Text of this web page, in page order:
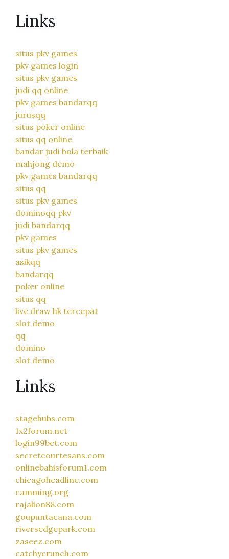
Links
situs pkv games
pkv games login
situs pkv games
judi qq online
pkv games bandarqq
jurusqq
situs poker online
situs qq online
bandar judi bola terbaik
mahjong demo
pkv games bandarqq
situs qq
situs pkv games
dominoqq pkv
judi bandarqq
pkv games
situs pkv games
asikqq
bandarqq
poker online
situs qq
live draw hk tercepat
slot demo
qq
domino
slot demo
Links
stagehubs.com
1x2forum.net
login99bet.com
secretcourtesans.com
onlinebahisforum1.com
chicagoheadline.com
camming.org
rajalion88.com
goupuntacana.com
riversedgepark.com
zaseez.com
catchycrunch.com